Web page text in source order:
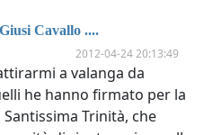
Cavallo ....
2012-04-24 20:13:49
a valanga da
he hanno firmato per la
Trinità, che